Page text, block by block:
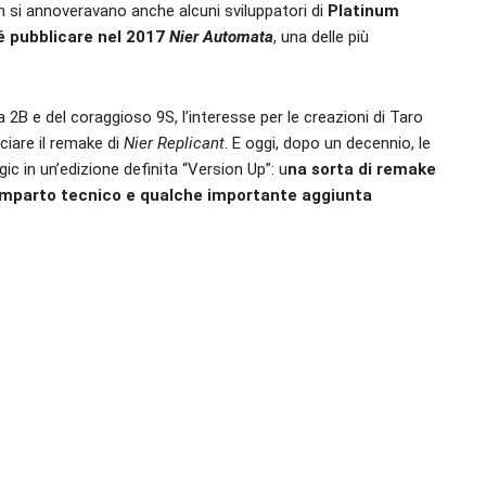
annoveravano anche alcuni sviluppatori di Platinum
pubblicare nel 2017 Nier Automata, una delle più
e del coraggioso 9S, l’interesse per le creazioni di Taro
il remake di Nier Replicant. E oggi, dopo un decennio, le
in un’edizione definita “Version Up”: una sorta di remake
tecnico e qualche importante aggiunta